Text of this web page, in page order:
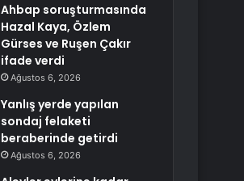
Ahbap soruşturmasında
Hazal Kaya, Özlem
Gürses ve Ruşen Çakır
ifade verdi
Ağustos 6, 2026
Yanlış yerde yapılan
sondaj felaketi
beraberinde getirdi
Ağustos 6, 2026